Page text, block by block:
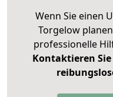
Wenn Sie einen
Torgelow
professionelle
Kontaktieren